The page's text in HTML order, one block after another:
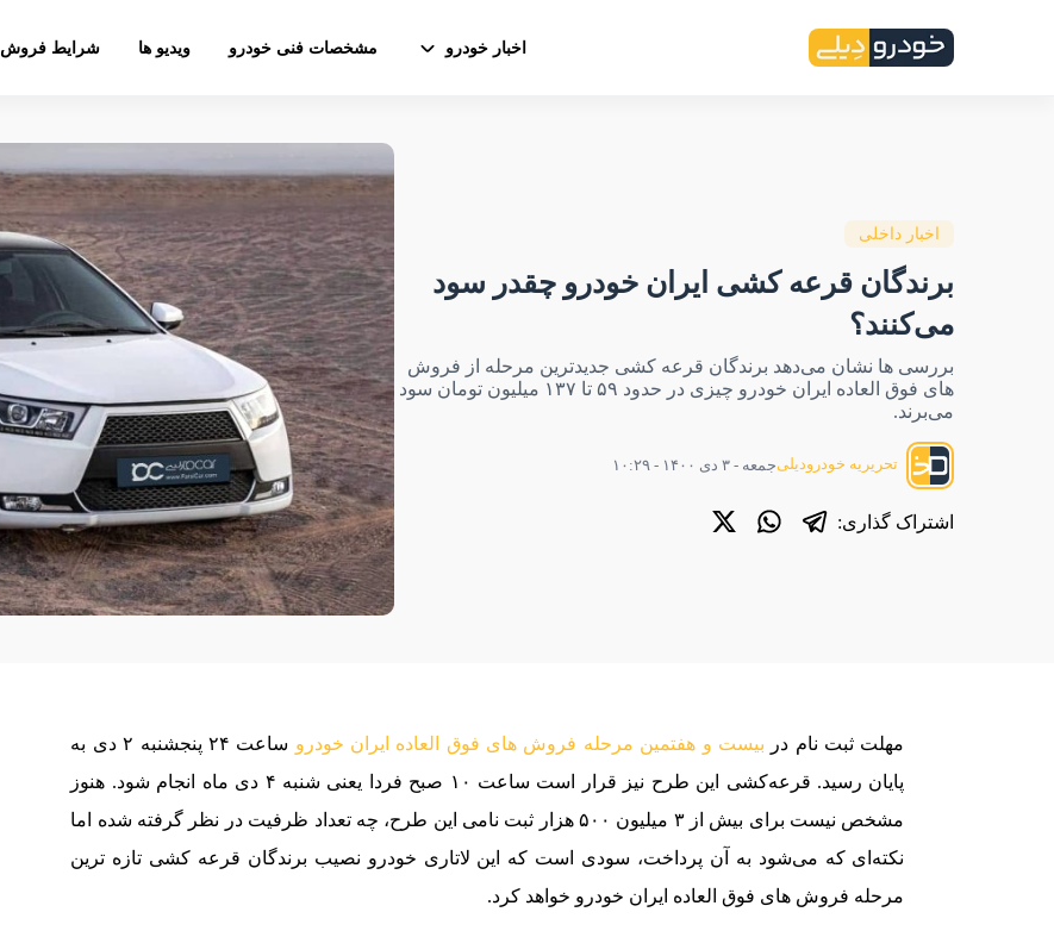
اخبار خودرو مشخصات فنی خودرو ویدیو ها شرایط فروش
اخبار داخلی
برندگان قرعه کشی ایران خودرو چقدر سود
می‌کنند؟
بررسی ها نشان می‌دهد برندگان قرعه کشی جدیدترین مرحله از فروش
های فوق العاده ایران خودرو چیزی در حدود ۵۹ تا ۱۳۷ میلیون تومان سود
می‌برند.
تحریریه خودرودیلیجمعه - ۳ دی ۱۴۰۰ - ۱۰:۲۹
اشتراک گذاری:
مهلت ثبت نام در بیست و هفتمین مرحله فروش های فوق العاده ایران خودرو
ساعت ۲۴ پنجشنبه ۲ دی به
پایان رسید. قرعه‌کشی این طرح نیز قرار است ساعت ۱۰ صبح فردا یعنی شنبه ۴ دی ماه انجام شود. هنوز
مشخص نیست برای بیش از ۳ میلیون ۵۰۰ هزار ثبت نامی این طرح، چه تعداد ظرفیت در نظر گرفته شده اما
نکته‌ای که می‌شود به آن پرداخت، سودی است که این لاتاری خودرو نصیب برندگان قرعه کشی تازه ترین
مرحله فروش های فوق العاده ایران خودرو خواهد کرد.